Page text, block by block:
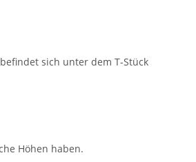
sich unter dem T-Stück
Höhen haben.